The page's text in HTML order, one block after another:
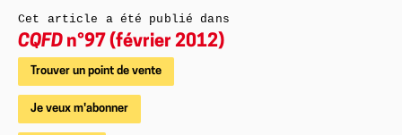
Cet article a été publié dans
CQFD n°97 (février 2012)
Trouver un point de vente
Je veux m'abonner